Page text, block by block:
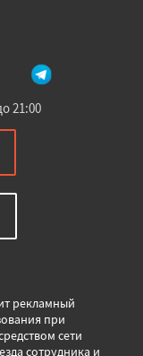
21:00
рекламный
при
сети
сотрудника и